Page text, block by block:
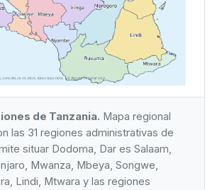
de Tanzania. Mapa regional
las 31 regiones administrativas de
situar Dodoma, Dar es Salaam,
Mwanza, Mbeya, Songwe,
Lindi, Mtwara y las regiones